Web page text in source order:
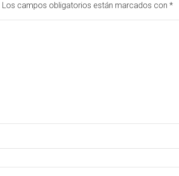
Los campos obligatorios están marcados con *